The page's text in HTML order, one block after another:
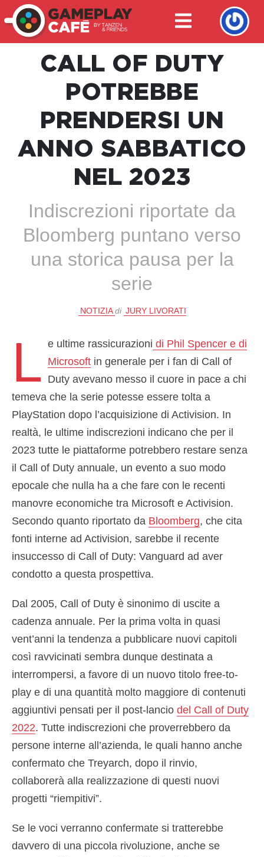
CALL OF DUTY
POTREBBE
PRENDERSI UN
ANNO SABBATICO
NEL 2023
Indiscrezioni riportate da
Bloomberg puntano verso
una storica pausa per la
serie
NOTIZIA di JURY LIVORATI
L e ultime rassicurazioni di Phil Spencer e di
Microsoft in generale per i fan di Call of
Duty avevano messo il cuore in pace a chi
temeva che la serie potesse essere tolta a
PlayStation dopo l’acquisizione di Activision. In
realtà, le ultime indiscrezioni indicano che per il
2023 tutte le piattaforme potrebbero restare senza
il Call of Duty annuale, un evento a suo modo
epocale che nulla ha a che fare con le recenti
manovre economiche tra Microsoft e Activision.
Secondo quanto riportato da Bloomberg, che cita
fonti interne ad Activision, sarebbe il recente
insuccesso di Call of Duty: Vanguard ad aver
condotto a questa prospettiva.
Dal 2005, Call of Duty è sinonimo di uscite a
cadenza annuale. Per la prima volta in quasi
vent’anni la tendenza a pubblicare nuovi capitoli
così ravvicinati sembra dunque destinata a
interrompersi, a favore di un nuovo titolo free-to-
play e di una quantità molto maggiore di contenuti
aggiuntivi pensati per il post-lancio del Call of Duty
2022. Tutte indiscrezioni che proverrebbero da
persone interne all’azienda, le quali hanno anche
confermato che Treyarch, dopo il rinvio,
collaborerà alla realizzazione di questi nuovi
progetti “riempitivi”.
Se le voci verranno confermate si tratterebbe
davvero di una piccola rivoluzione, anche se